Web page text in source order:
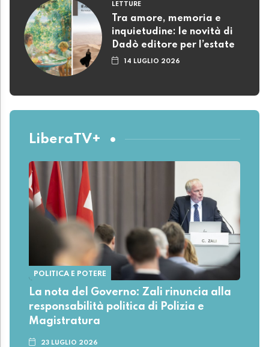
LETTURE
Tra amore, memoria e
inquietudine: le novità di
Dadò editore per l’estate
14 LUGLIO 2026
LiberaTV+
POLITICA E POTERE
La nota del Governo: Zali rinuncia alla
responsabilità politica di Polizia e
Magistratura
23 LUGLIO 2026